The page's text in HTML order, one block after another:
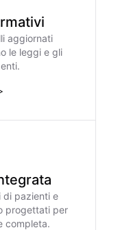
aggiornati
le leggi e gli
di pazienti e
progettati per
completa.